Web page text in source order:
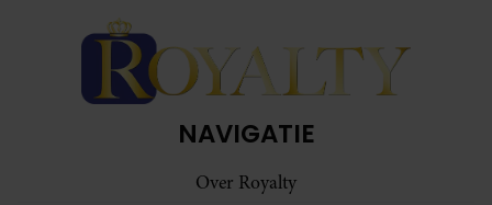
NAVIGATIE
Over Royalty